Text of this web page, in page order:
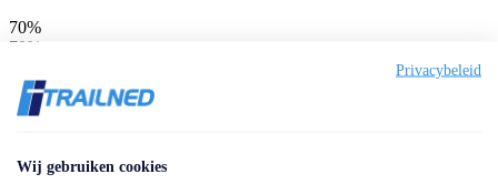
70%
70%
Achter
Schijfremmen
DCA
Privacybeleid
Wij gebruiken cookies